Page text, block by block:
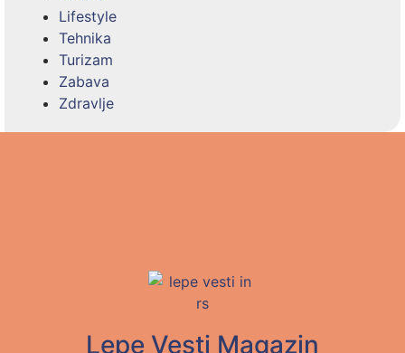
Lifestyle
Tehnika
Turizam
Zabava
Zdravlje
Lepe Vesti Magazin